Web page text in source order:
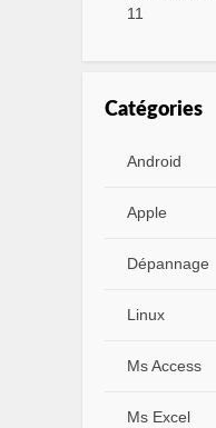
11
Catégories
Android
Apple
Dépannage
Linux
Ms Access
Ms Excel